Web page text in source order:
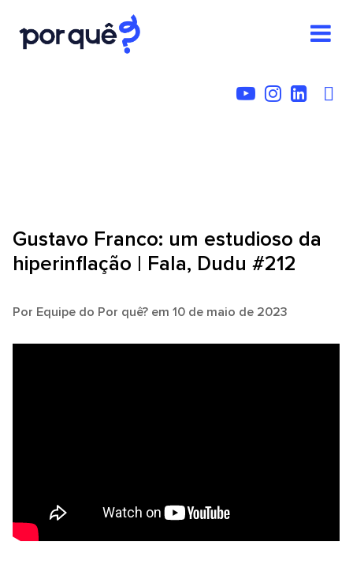
Gustavo Franco: um estudioso da
hiperinflação | Fala, Dudu #212
Por Equipe do Por quê? em 10 de maio de 2023